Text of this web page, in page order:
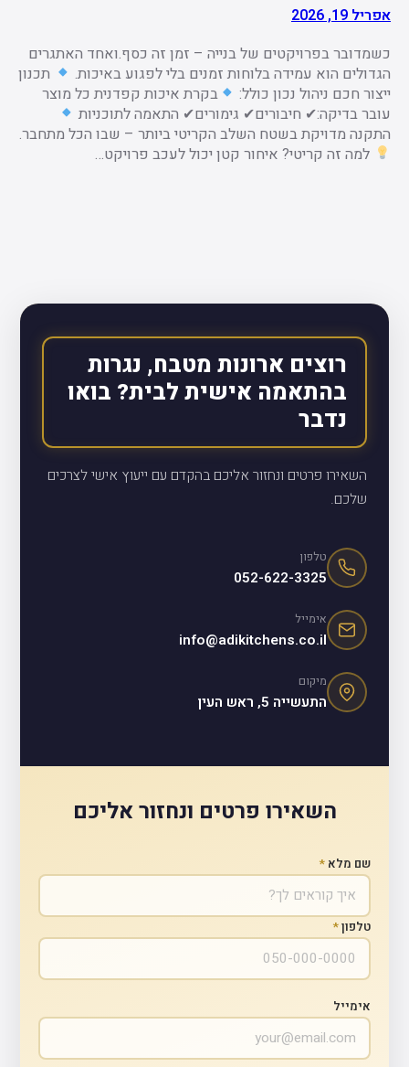
אפריל 19, 2026
כשמדובר בפרויקטים של בנייה – זמן זה כסף.ואחד האתגרים
הגדולים הוא עמידה בלוחות זמנים בלי לפגוע באיכות.
תכנון
ייצור חכם ניהול נכון כולל:
בקרת איכות קפדנית כל מוצר
עובר בדיקה:✔ חיבורים✔ גימורים✔ התאמה לתוכניות
התקנה מדויקת בשטח השלב הקריטי ביותר – שבו הכל מתחבר.
למה זה קריטי? איחור קטן יכול לעכב פרויקט…
רוצים ארונות מטבח, נגרות
בהתאמה אישית לבית? בואו
נדבר
השאירו פרטים ונחזור אליכם בהקדם עם ייעוץ אישי לצרכים
שלכם.
טלפון
052-622-3325
אימייל
info@adikitchens.co.il
מיקום
התעשייה 5, ראש העין
השאירו פרטים ונחזור אליכם
שם מלא*
טלפון*
אימייל